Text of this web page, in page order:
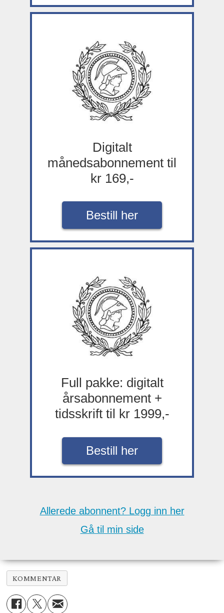
Digitalt
månedsabonnement til
kr 169,-
Bestill her
Full pakke: digitalt
årsabonnement +
tidsskrift til kr 1999,-
Bestill her
Allerede abonnent? Logg inn her
Gå til min side
KOMMENTAR